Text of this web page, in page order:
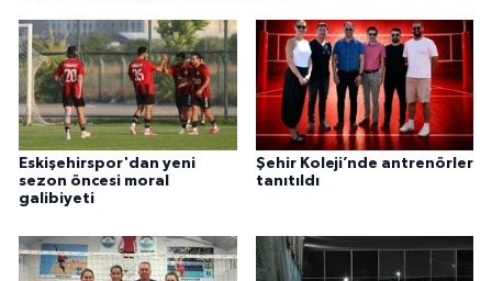
Eskişehirspor'dan yeni
sezon öncesi moral
galibiyeti
Şehir Koleji’nde antrenörler
tanıtıldı